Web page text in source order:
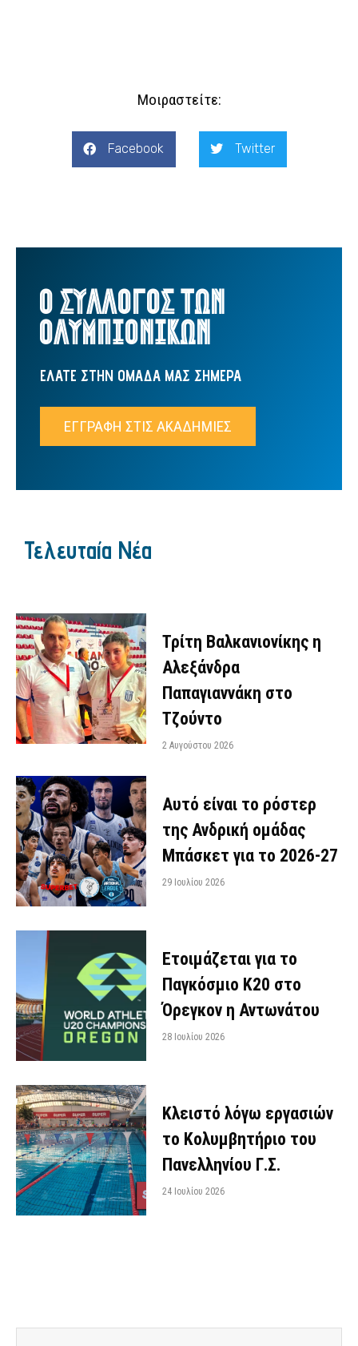
Μοιραστείτε:
Facebook Twitter
Ο ΣΥΛΛΟΓΟΣ ΤΩΝ
ΟΛΥΜΠΙΟΝΙΚΩΝ
ΕΛΑΤΕ ΣΤΗΝ ΟΜΑΔΑ ΜΑΣ ΣΗΜΕΡΑ
ΕΓΓΡΑΦΗ ΣΤΙΣ ΑΚΑΔΗΜΙΕΣ
Τελευταία Νέα
Τρίτη Βαλκανιονίκης η
Αλεξάνδρα
Παπαγιαννάκη στο
Τζούντο
2 Αυγούστου 2026
Αυτό είναι το ρόστερ
της Ανδρική ομάδας
Μπάσκετ για το 2026-27
29 Ιουλίου 2026
Ετοιμάζεται για το
Παγκόσμιο Κ20 στο
Όρεγκον η Αντωνάτου
28 Ιουλίου 2026
Κλειστό λόγω εργασιών
το Κολυμβητήριο του
Πανελληνίου Γ.Σ.
24 Ιουλίου 2026